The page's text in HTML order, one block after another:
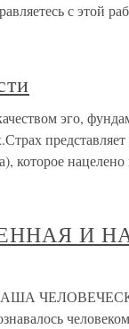
с этой
эго,
которое
И
ЧЕЛОВЕЧЕСКАЯ